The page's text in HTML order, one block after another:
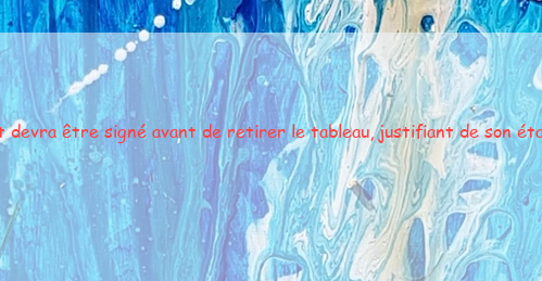
devra être signé avant de retirer le tableau, justifiant de son